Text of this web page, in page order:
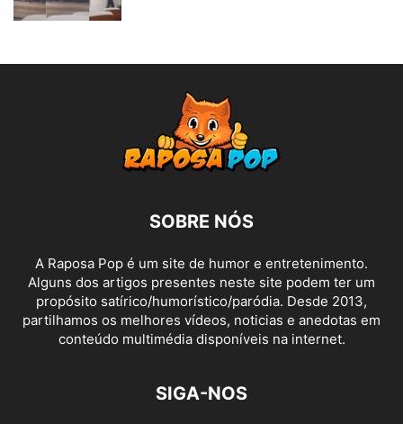
SOBRE NÓS
A Raposa Pop é um site de humor e entretenimento.
Alguns dos artigos presentes neste site podem ter um
propósito satírico/humorístico/paródia. Desde 2013,
partilhamos os melhores vídeos, noticias e anedotas em
conteúdo multimédia disponíveis na internet.
SIGA-NOS